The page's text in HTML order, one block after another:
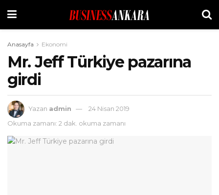
Anasayfa Ekonomi
Mr. Jeff Türkiye pazarına
girdi
Yazan admin
24 Nisan 2019
Okuma zamanı: 2 dak. okuma zamanı